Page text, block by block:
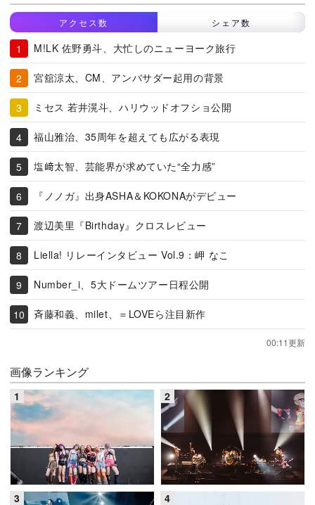
アクセス数 シェア数
M!LK 佐野勇斗、大忙しのニューヨーク旅行
宮舘涼太、CM、アンバサダー起用の背景
ミセス 若井滉斗、ハリウッドオフショ公開
福山雅治、35周年を超えても広がる表現
塩﨑太智、芸能界が求めていた“全力感”
『ノノガ』出身ASHA＆KOKONAがデビュー
渡辺美里『Birthday』クロスレビュー
Liella! リレーインタビュー Vol.9：岬 なこ
Number_i、5大ドームツアー日程公開
斉藤和義、milet、＝LOVEら注目新作
00:11更新
画像ランキング